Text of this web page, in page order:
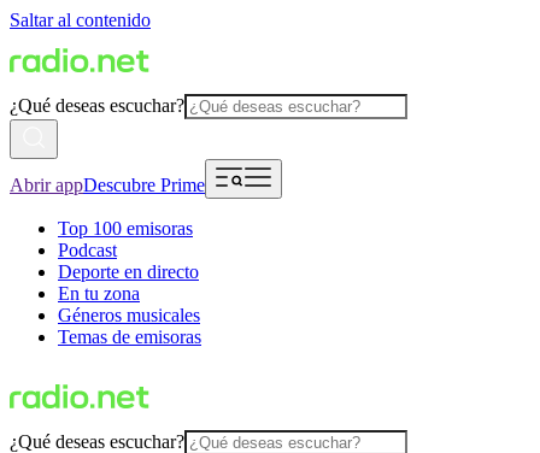
Saltar al contenido
¿Qué deseas escuchar?
Abrir appDescubre Prime
Top 100 emisoras
Podcast
Deporte en directo
En tu zona
Géneros musicales
Temas de emisoras
¿Qué deseas escuchar?